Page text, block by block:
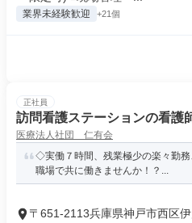
業界未経験歓迎 +21個
正社員
訪問看護ステーションの看護
医療法人社団 仁有会
◇実働７時間、残業極少の楽々勤
職場で共に働きませんか！？...
〒651-2113兵庫県神戸市西区